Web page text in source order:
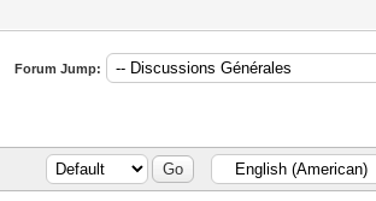
Forum Jump: